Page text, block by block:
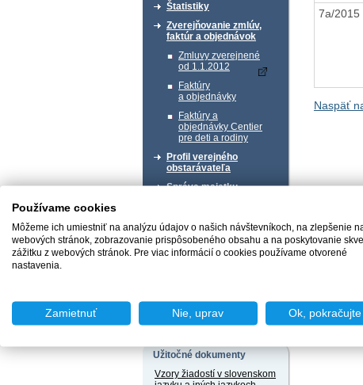
Štatistiky
Zverejňovanie zmlúv,
faktúr a objednávok
Zmluvy zverejnené
od 1.1.2012
Faktúry
a objednávky
Faktúry a
objednávky Centier
pre deti a rodiny
Profil verejného
obstarávateľa
Správa majetku
Chcem podať podnet
Užitočné dokumenty
Vzory žiadostí v slovenskom
7a/2015
Naspäť
Používame cookies
Môžeme ich umiestniť na analýzu údajov o našich návštevníkoch, na zlepšenie
webových stránok, zobrazovanie prispôsobeného obsahu a na poskytovanie
zážitku z webových stránok. Pre viac informácií o cookies používame otvorené
nastavenia.
Zamietnuť Nie, uprav Ok, pokračujte